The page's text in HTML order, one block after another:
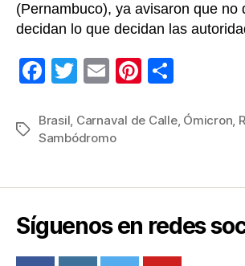
(Pernambuco), ya avisaron que no
decidan lo que decidan las
F
c
e
o
k
T
tt
er
E
ail
Pi
er m
Etiquetas
Brasil, Carnaval de Calle, Ómicron,
Sambódromo
Síguenos en redes